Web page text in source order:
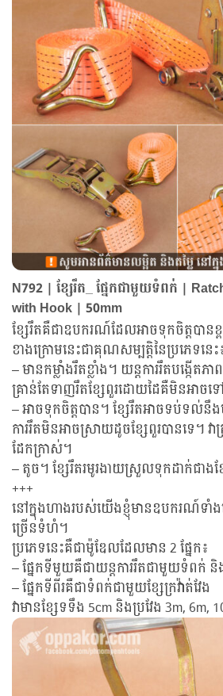
N792 | ខ្សែរឹត_ ផ្នែកជាមួយទំពក់ |
with Hook | 50mm
ខ្សែរឹតគឺជាឧបករណ៍ដែលអាចទុកចិត្តបាន
ខាងក្រោមនេះជាគុណសម្បត្តិនៃប្រភេទនេះ
– មានកម្លាំងរឹតខ្លាំង។ យន្តការរឹតបង្កើតភ
គ្រាន់តែទាញរឹតខ្សែពួរដោយដៃគឺមិនអាចទ
– អាចទុកចិត្តបាន។ ខ្សែរឹតអាចទប់ទល់នឹ
ការរឹតមិនអាចស្រាយដូចខ្សែពួរបានទេ។ វា
ដែកក្រាស់។
– តូច។ ខ្សែរឹតរមូរងាយស្រួលទុកដាក់ជាងខ្
+++
នៅក្នុងហាងរបស់យើងខ្ញុំមានឧបករណ៍ទាំង
ច្រើនទំហំ។
ប្រភេទនេះគឺជាម៉ូឌែលដែលមាន 2 ផ្នែក៖
– ផ្នែកទីមួយគឺជាយន្តការរឹតជាមួយទំពក់ និង
– ផ្នែកទីពីរគឺជាទំពក់ជាមួយខ្សែក្រវ៉ាត់វែង
វាមានខ្សែទទឹង 5cm និងប្រវែង 3m, 6m,